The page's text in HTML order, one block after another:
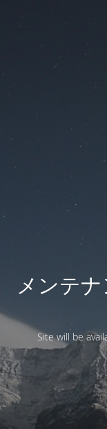
メンテ
Site will be